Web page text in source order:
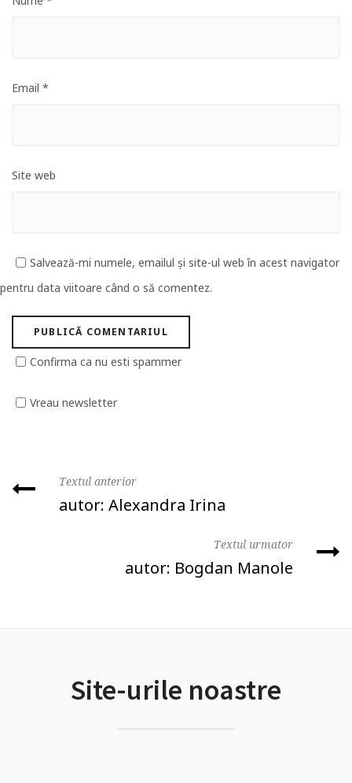
Email *
Site web
Salvează-mi numele, emailul și site-ul web în acest navigator
pentru data viitoare când o să comentez.
Confirma ca nu esti spammer
Vreau newsletter
Textul anterior
autor: Alexandra Irina
Textul urmator
autor: Bogdan Manole
Site-urile noastre